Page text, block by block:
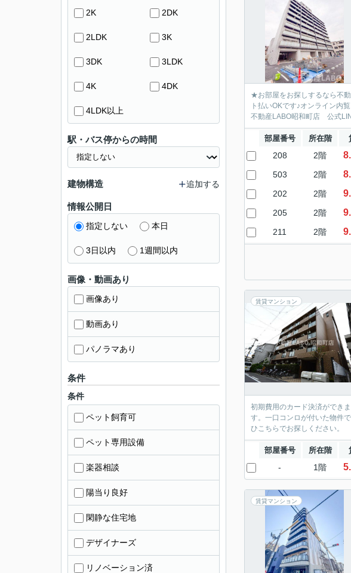
★お部屋をお探しするなら不
ト払いOKです♪オンライン内
不動産LABO昭和町店 公式
部屋番号 所在階
208 2階
503 2階
202 2階
205 2階
211 2階
賃貸マンション
初期費用のカード決済ができ
す。一口コンロが付いた物件
ひこちらでお探しください。
部屋番号 所在階
- 1階
賃貸マンション
2K 2DK
2LDK 3K
3DK 3LDK
4K 4DK
4LDK以上
駅・バス停からの時間
建物構造 追加する
情報公開日
指定しない 本日
3日以内 1週間以内
画像・動画あり
画像あり
動画あり
パノラマあり
条件
条件
ペット飼育可
ペット専用設備
楽器相談
陽当り良好
閑静な住宅地
デザイナーズ
リノベーション済